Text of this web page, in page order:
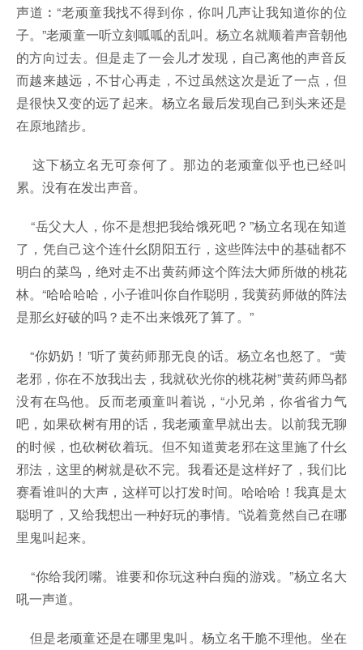
声道︰“老顽童我找不得到你，你叫几声让我知道你的位
子。”老顽童一听立刻呱呱的乱叫。杨立名就顺着声音朝他
的方向过去。但是走了一会儿才发现，自己离他的声音反
而越来越远，不甘心再走，不过虽然这次是近了一点，但
是很快又变的远了起来。杨立名最后发现自己到头来还是
在原地踏步。
这下杨立名无可奈何了。那边的老顽童似乎也已经叫
累。没有在发出声音。
“岳父大人，你不是想把我给饿死吧？”杨立名现在知道
了，凭自己这个连什幺阴阳五行，这些阵法中的基础都不
明白的菜鸟，绝对走不出黄药师这个阵法大师所做的桃花
林。“哈哈哈哈，小子谁叫你自作聪明，我黄药师做的阵法
是那幺好破的吗？走不出来饿死了算了。”
“你奶奶！”听了黄药师那无良的话。杨立名也怒了。“黄
老邪，你在不放我出去，我就砍光你的桃花树”黄药师鸟都
没有在鸟他。反而老顽童叫着说，“小兄弟，你省省力气
吧，如果砍树有用的话，我老顽童早就出去。以前我无聊
的时候，也砍树砍着玩。但不知道黄老邪在这里施了什幺
邪法，这里的树就是砍不完。我看还是这样好了，我们比
赛看谁叫的大声，这样可以打发时间。哈哈哈！我真是太
聪明了，又给我想出一种好玩的事情。”说着竟然自己在哪
里鬼叫起来。
“你给我闭嘴。谁要和你玩这种白痴的游戏。”杨立名大
吼一声道。
但是老顽童还是在哪里鬼叫。杨立名干脆不理他。坐在